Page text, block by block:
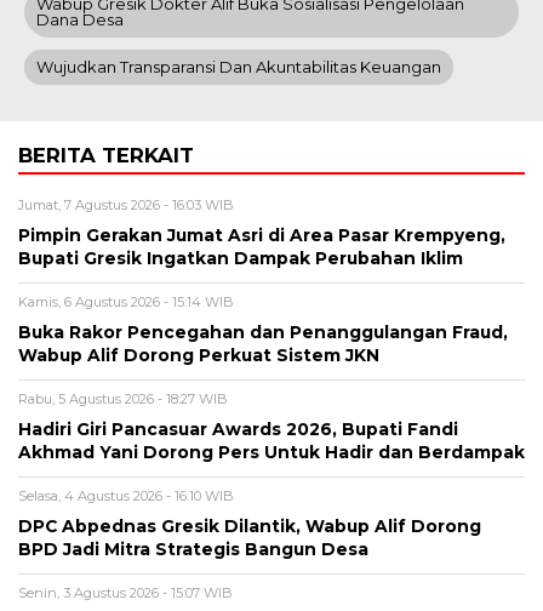
Dana Desa
Wujudkan Transparansi Dan Akuntabilitas Keuangan
BERITA TERKAIT
Jumat, 7 Agustus 2026 - 16:03 WIB
Pimpin Gerakan Jumat Asri di Area Pasar Krempyeng,
Bupati Gresik Ingatkan Dampak Perubahan Iklim
Kamis, 6 Agustus 2026 - 15:14 WIB
Buka Rakor Pencegahan dan Penanggulangan Fraud,
Wabup Alif Dorong Perkuat Sistem JKN
Rabu, 5 Agustus 2026 - 18:27 WIB
Hadiri Giri Pancasuar Awards 2026, Bupati Fandi
Akhmad Yani Dorong Pers Untuk Hadir dan Berdampak
Selasa, 4 Agustus 2026 - 16:10 WIB
DPC Abpednas Gresik Dilantik, Wabup Alif Dorong
BPD Jadi Mitra Strategis Bangun Desa
Senin, 3 Agustus 2026 - 15:07 WIB